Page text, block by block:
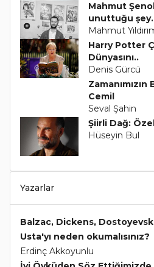
Mahmut
unuttuğu
Mahmut
Harry Potter
Dünyasını..
Denis Gürcü
Cemil
Seval Şahin
Şiirli Dağ:
Hüseyin Bul
Yazarlar
Balzac, Dickens,
Usta'yı neden okumalısınız?
Erdinç Akkoyunlu